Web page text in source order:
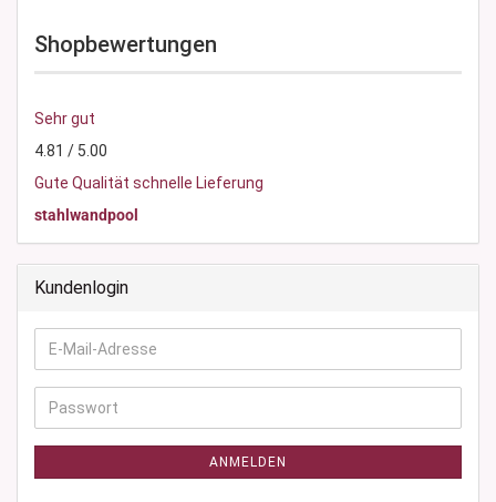
Shopbewertungen
Sehr gut
4.81 / 5.00
Gute Qualität schnelle Lieferung
stahlwandpool
Kundenlogin
E-
Mail-
Adresse
Passwort
ANMELDEN